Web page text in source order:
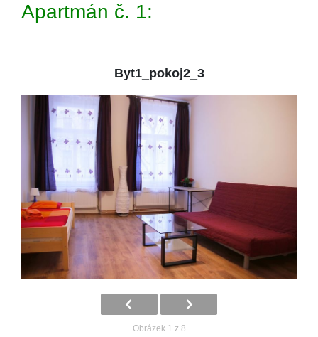
Apartmán č. 1:
Byt1_pokoj2_3
Obrázek 1 z 8